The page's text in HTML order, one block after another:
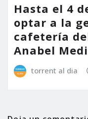
Hasta el 4
optar a la
cafetería
Anabel
torrent al dia